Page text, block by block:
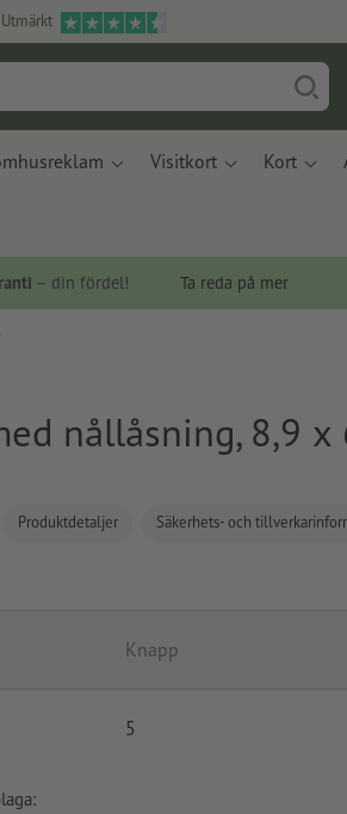
Visitkort Kort
– din fördel! Ta reda på mer
nållåsning, 8,9 x
Produktdetaljer Säkerhets- och
Knapp
5